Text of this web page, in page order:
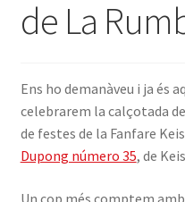
LLIBRE
INICIA SESSIÓ
de La
Ens ho demanàveu i ja és
celebrarem la calçotada
de festes de la Fanfare
Dupong número 35, de
Un cop més comptem